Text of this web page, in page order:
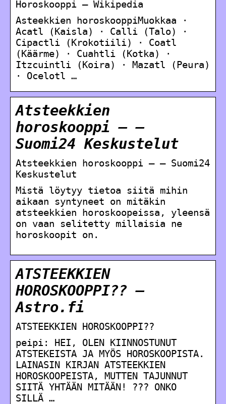
Horoskooppi – Wikipedia
Asteekkien horoskooppiMuokkaa ·
Acatl (Kaisla) · Calli (Talo) ·
Cipactli (Krokotiili) · Coatl
(Käärme) · Cuahtli (Kotka) ·
Itzcuintli (Koira) · Mazatl (Peura)
· Ocelotl …
Atsteekkien
horoskooppi – –
Suomi24 Keskustelut
Atsteekkien horoskooppi – – Suomi24
Keskustelut
Mistä löytyy tietoa siitä mihin
aikaan syntyneet on mitäkin
atsteekkien horoskoopeissa, yleensä
on vaan selitetty millaisia ne
horoskoopit on.
ATSTEEKKIEN
HOROSKOOPPI?? –
Astro.fi
ATSTEEKKIEN HOROSKOOPPI??
peipi: HEI, OLEN KIINNOSTUNUT
ATSTEKEISTA JA MYÖS HOROSKOOPISTA.
LAINASIN KIRJAN ATSTEEKKIEN
HOROSKOOPEISTA, MUTTEN TAJUNNUT
SIITÄ YHTÄÄN MITÄÄN! ??? ONKO
SILLÄ …